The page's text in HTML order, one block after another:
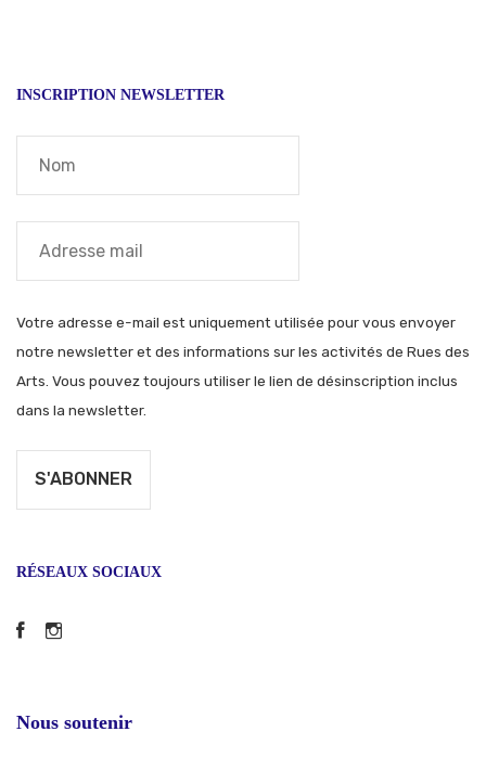
INSCRIPTION NEWSLETTER
Votre adresse e-mail est uniquement utilisée pour vous envoyer
notre newsletter et des informations sur les activités de Rues des
Arts. Vous pouvez toujours utiliser le lien de désinscription inclus
dans la newsletter.
RÉSEAUX SOCIAUX
Facebook
Instagram
Nous soutenir